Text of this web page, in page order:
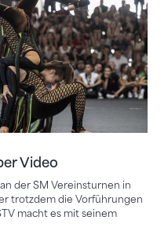
Video
der SM Vereinsturnen in
trotzdem die Vorführungen
macht es mit seinem